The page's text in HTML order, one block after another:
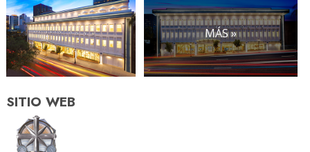
MÁS »
SITIO WEB